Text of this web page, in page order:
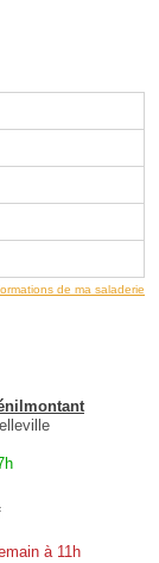
de ma saladerie
à 11h